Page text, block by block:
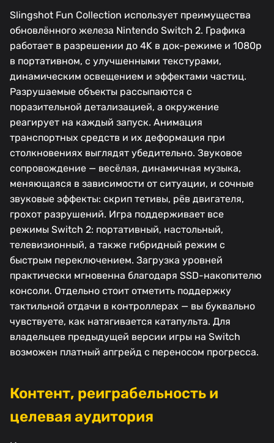
Slingshot Fun Collection использует преимущества
обновлённого железа Nintendo Switch 2. Графика
работает в разрешении до 4K в док-режиме и 1080p
в портативном, с улучшенными текстурами,
динамическим освещением и эффектами частиц.
Разрушаемые объекты рассыпаются с
поразительной детализацией, а окружение
реагирует на каждый запуск. Анимация
транспортных средств и их деформация при
столкновениях выглядят убедительно. Звуковое
сопровождение — весёлая, динамичная музыка,
меняющаяся в зависимости от ситуации, и сочные
звуковые эффекты: скрип тетивы, рёв двигателя,
грохот разрушений. Игра поддерживает все
режимы Switch 2: портативный, настольный,
телевизионный, а также гибридный режим с
быстрым переключением. Загрузка уровней
практически мгновенна благодаря SSD-накопителю
консоли. Отдельно стоит отметить поддержку
тактильной отдачи в контроллерах — вы буквально
чувствуете, как натягивается катапульта. Для
владельцев предыдущей версии игры на Switch
возможен платный апгрейд с переносом прогресса.
Контент, реиграбельность и
целевая аудитория